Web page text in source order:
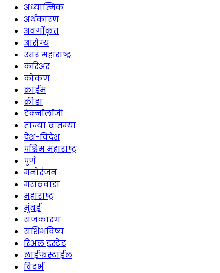
अध्यात्मिक
अर्थकारण
अवर्गीकृत
आरोग्य
उत्तर महाराष्ट्र
करिअर
कोकण
क्राईम
क्रीडा
टेक्नॉलॉजी
ताज्या बातम्या
देश-विदेश
पश्चिम महाराष्ट्र
पुणे
मनोरंजन
मराठवाडा
महाराष्ट्र
मुंबई
राजकारण
राशिभविष्य
रिअल इस्टेट
लाईफस्टाईल
विदर्भ